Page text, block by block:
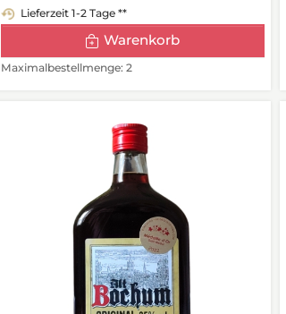
Lieferzeit 1-2 Tage **
Warenkorb
Maximalbestellmenge: 2